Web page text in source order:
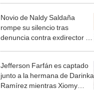
tipo de ley”
Novio de Naldy Saldaña
rompe su silencio tras
denuncia contra exdirector de
Jefferson Farfán es captado
junto a la hermana de Darinka
Ramírez mientras Xiomy